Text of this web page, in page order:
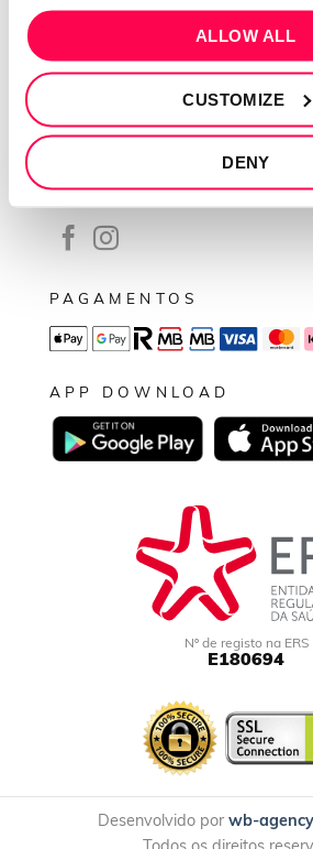
ALLOW ALL
CUSTOMIZE
DENY
Política de privacidade
Termos e condições
Resolução de conflitos
Livro de reclamações
SEGUE-NOS
PAGAMENTOS
APP DOWNLOAD
Nº de registo na ERS
E180694
Desenvolvido por wb-